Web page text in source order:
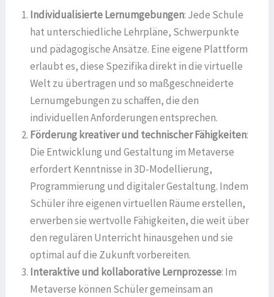
Individualisierte Lernumgebungen: Jede Schule
hat unterschiedliche Lehrpläne, Schwerpunkte
und pädagogische Ansätze. Eine eigene Plattform
erlaubt es, diese Spezifika direkt in die virtuelle
Welt zu übertragen und so maßgeschneiderte
Lernumgebungen zu schaffen, die den
individuellen Anforderungen entsprechen.
Förderung kreativer und technischer Fähigkeiten:
Die Entwicklung und Gestaltung im Metaverse
erfordert Kenntnisse in 3D-Modellierung,
Programmierung und digitaler Gestaltung. Indem
Schüler ihre eigenen virtuellen Räume erstellen,
erwerben sie wertvolle Fähigkeiten, die weit über
den regulären Unterricht hinausgehen und sie
optimal auf die Zukunft vorbereiten.
Interaktive und kollaborative Lernprozesse: Im
Metaverse können Schüler gemeinsam an